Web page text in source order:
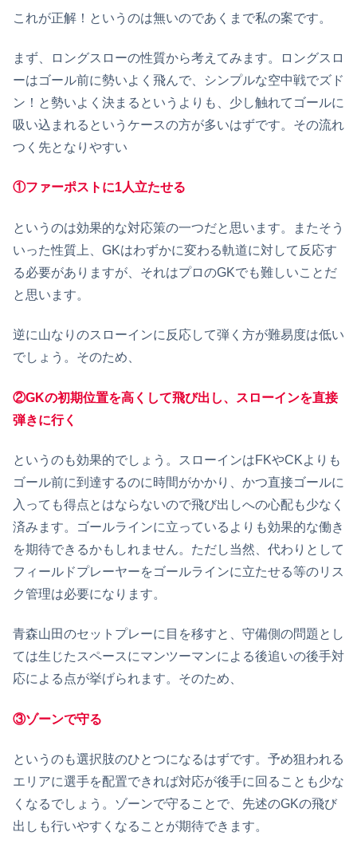
これが正解！というのは無いのであくまで私の案です。
まず、ロングスローの性質から考えてみます。ロングスロ
ーはゴール前に勢いよく飛んで、シンプルな空中戦でズド
ン！と勢いよく決まるというよりも、少し触れてゴールに
吸い込まれるというケースの方が多いはずです。その流れ
つく先となりやすい
①ファーポストに1人立たせる
というのは効果的な対応策の一つだと思います。またそう
いった性質上、GKはわずかに変わる軌道に対して反応す
る必要がありますが、それはプロのGKでも難しいことだ
と思います。
逆に山なりのスローインに反応して弾く方が難易度は低い
でしょう。そのため、
②GKの初期位置を高くして飛び出し、スローインを直接
弾きに行く
というのも効果的でしょう。スローインはFKやCKよりも
ゴール前に到達するのに時間がかかり、かつ直接ゴールに
入っても得点とはならないので飛び出しへの心配も少なく
済みます。ゴールラインに立っているよりも効果的な働き
を期待できるかもしれません。ただし当然、代わりとして
フィールドプレーヤーをゴールラインに立たせる等のリス
ク管理は必要になります。
青森山田のセットプレーに目を移すと、守備側の問題とし
ては生じたスペースにマンツーマンによる後追いの後手対
応による点が挙げられます。そのため、
③ゾーンで守る
というのも選択肢のひとつになるはずです。予め狙われる
エリアに選手を配置できれば対応が後手に回ることも少な
くなるでしょう。ゾーンで守ることで、先述のGKの飛び
出しも行いやすくなることが期待できます。